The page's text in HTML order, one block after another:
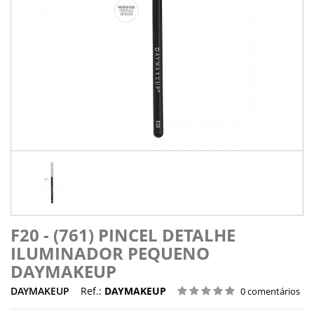
F20 - (761) PINCEL DETALHE
ILUMINADOR PEQUENO
DAYMAKEUP
DAYMAKEUP Ref.: DAYMAKEUP 0 comentários